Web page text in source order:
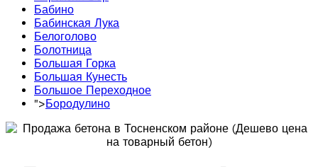
Бабино
Бабинская Лука
Белоголово
Болотница
Большая Горка
Большая Кунесть
Большое Переходное
">Бородулино